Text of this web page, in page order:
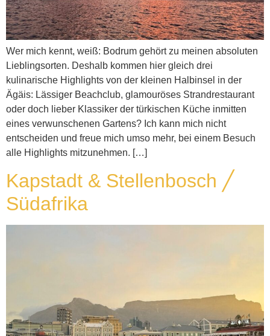
Wer mich kennt, weiß: Bodrum gehört zu meinen absoluten
Lieblingsorten. Deshalb kommen hier gleich drei
kulinarische Highlights von der kleinen Halbinsel in der
Ägäis: Lässiger Beachclub, glamouröses Strandrestaurant
oder doch lieber Klassiker der türkischen Küche inmitten
eines verwunschenen Gartens? Ich kann mich nicht
entscheiden und freue mich umso mehr, bei einem Besuch
alle Highlights mitzunehmen. […]
Kapstadt & Stellenbosch ╱
Südafrika